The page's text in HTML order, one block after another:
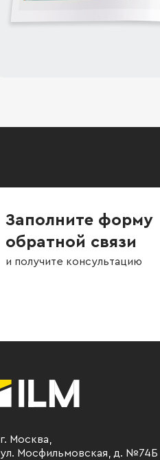
Заполните форму
обратной связи
и получите консультацию
г. Москва,
ул. Мосфильмовская, д. №74Б